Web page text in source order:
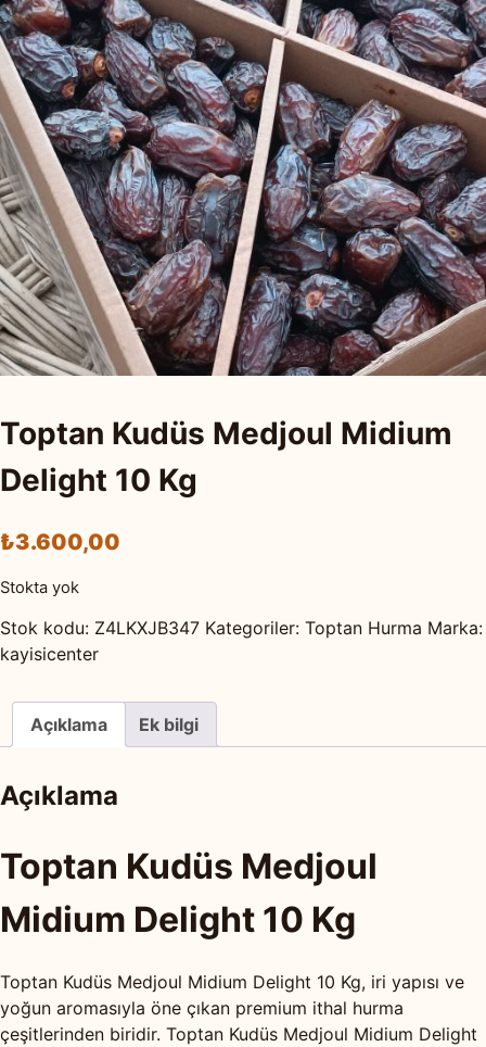
Toptan Kudüs Medjoul Midium
Delight 10 Kg
₺3.600,00
Stokta yok
Stok kodu: Z4LKXJB347 Kategoriler: Toptan Hurma Marka:
kayisicenter
Açıklama Ek bilgi
Açıklama
Toptan Kudüs Medjoul
Midium Delight 10 Kg
Toptan Kudüs Medjoul Midium Delight 10 Kg, iri yapısı ve
yoğun aromasıyla öne çıkan premium ithal hurma
çeşitlerinden biridir. Toptan Kudüs Medjoul Midium Delight